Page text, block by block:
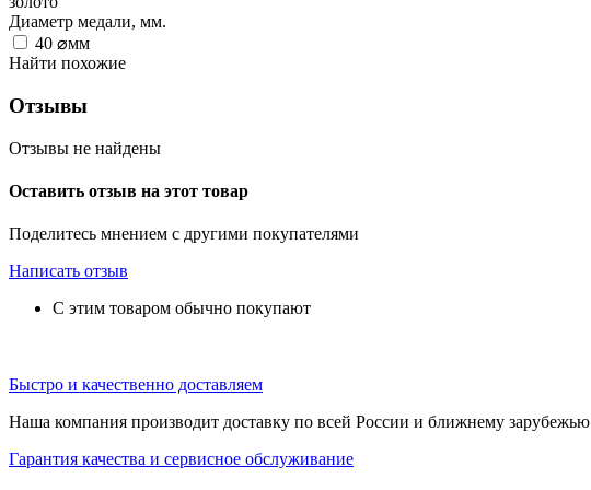
Диаметр медали, мм.
40 ⌀мм
Найти похожие
Отзывы
Отзывы не найдены
Оставить отзыв на этот товар
Поделитесь мнением с другими покупателями
Написать отзыв
С этим товаром обычно покупают
Быстро и качественно доставляем
Наша компания производит доставку по всей России и ближнему зарубежью
Гарантия качества и сервисное обслуживание